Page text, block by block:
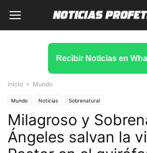
Recibir Noticias en
Inicio Mundo
Mundo Noticias Sobrenatural
Milagroso y
Ángeles salvan la